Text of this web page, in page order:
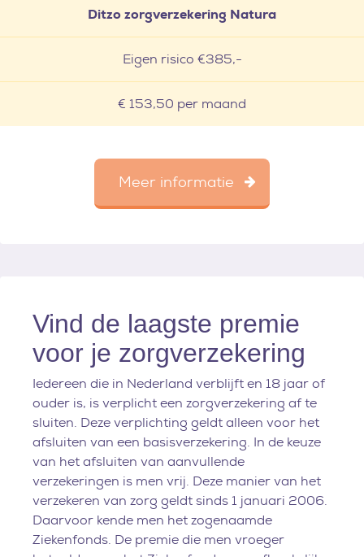
Ditzo zorgverzekering Natura
Eigen risico €385,-
€ 153,50 per maand
Meer informatie
Vind de laagste premie
voor je zorgverzekering
Iedereen die in Nederland verblijft en 18 jaar of
ouder is, is verplicht een zorgverzekering af te
sluiten. Deze verplichting geldt alleen voor het
afsluiten van een basisverzekering. In de keuze
van het afsluiten van aanvullende
verzekeringen is men vrij. Deze manier van het
verzekeren van zorg geldt sinds 1 januari 2006.
Daarvoor kende men het zogenaamde
Ziekenfonds. De premie die men vroeger